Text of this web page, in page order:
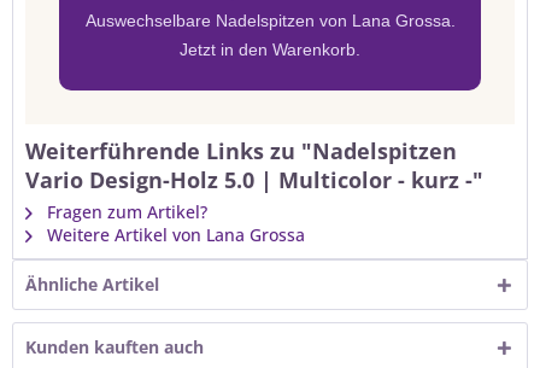
Auswechselbare Nadelspitzen von Lana Grossa.
Jetzt in den Warenkorb.
Weiterführende Links zu "Nadelspitzen
Vario Design-Holz 5.0 | Multicolor - kurz -"
Fragen zum Artikel?
Weitere Artikel von Lana Grossa
Ähnliche Artikel
Kunden kauften auch